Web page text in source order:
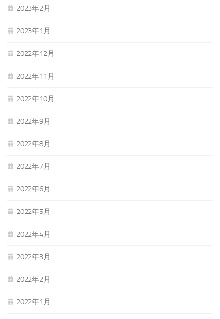
2023年2月
2023年1月
2022年12月
2022年11月
2022年10月
2022年9月
2022年8月
2022年7月
2022年6月
2022年5月
2022年4月
2022年3月
2022年2月
2022年1月